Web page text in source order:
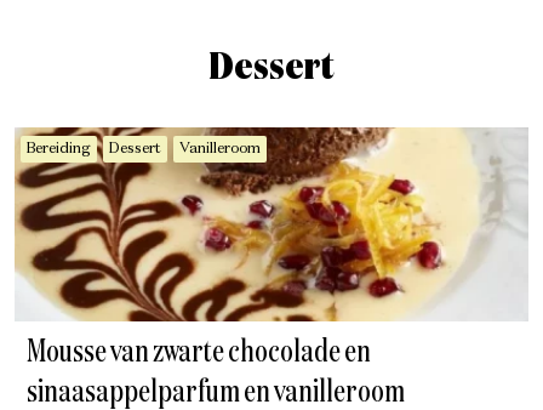
Dessert
Bereiding Dessert Vanilleroom
Mousse van zwarte chocolade en
sinaasappelparfum en vanilleroom